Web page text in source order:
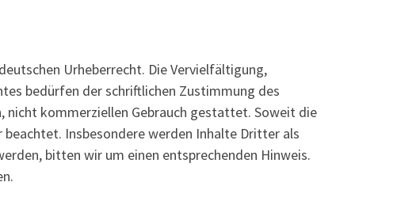
Urheberrecht. Die Vervielfältigung,
bedürfen der schriftlichen Zustimmung des
nicht kommerziellen Gebrauch gestattet. Soweit die
Insbesondere werden Inhalte Dritter als
bitten wir um einen entsprechenden Hinweis.